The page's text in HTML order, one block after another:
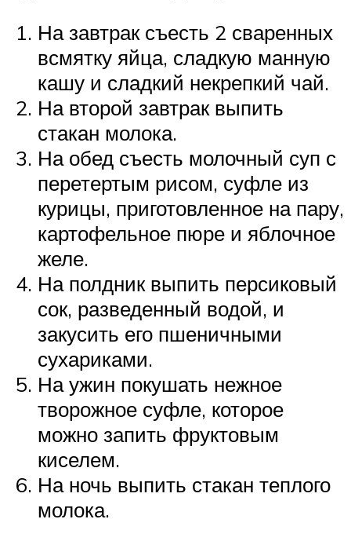
На завтрак съесть 2 сваренных
всмятку яйца, сладкую манную
кашу и сладкий некрепкий чай.
На второй завтрак выпить
стакан молока.
На обед съесть молочный суп с
перетертым рисом, суфле из
курицы, приготовленное на пару,
картофельное пюре и яблочное
желе.
На полдник выпить персиковый
сок, разведенный водой, и
закусить его пшеничными
сухариками.
На ужин покушать нежное
творожное суфле, которое
можно запить фруктовым
киселем.
На ночь выпить стакан теплого
молока.